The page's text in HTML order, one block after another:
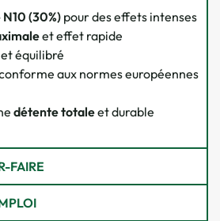
(30%) pour des effets intenses
et effet rapide
et équilibré
aux normes européennes
détente totaleet durable
FAIRE